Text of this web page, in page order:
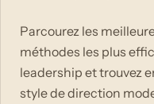
Parcourez les
méthodes les plus
leadership et trouvez
style de direction